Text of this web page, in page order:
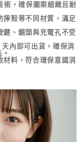
術，確保圖案細緻且耐
摔殼等不同材質，滿足
鍵、鏡頭與充電孔不受
內即可出貨，確保消
材料，符合環保意識消